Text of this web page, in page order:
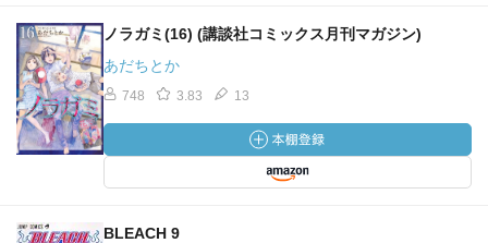
ノラガミ(16) (講談社コミックス月刊マガジン)
あだちとか
748 3.83 13
BLEACH 9